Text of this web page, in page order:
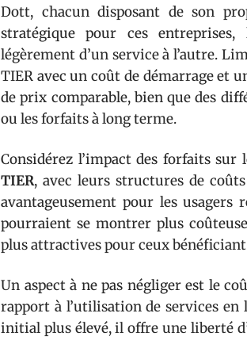
Dott, chacun disposant de son
stratégique pour ces
légèrement d’un service à l’autre.
TIER avec un coût de démarrage et
de prix comparable, bien que des
ou les forfaits à long terme.
Considérez l’impact des forfaits
TIER, avec leurs structures de
avantageusement pour les
pourraient se montrer plus
plus attractives pour ceux
Un aspect à ne pas négliger est le
rapport à l’utilisation de services
initial plus élevé, il offre une liberté